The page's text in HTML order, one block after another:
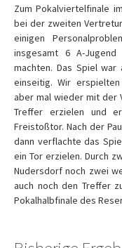
Zum Pokalviertelfinale
bei der zweiten
einigen
insgesamt 6 A-
machten. Das Spiel
einseitig. Wir
aber mal wieder mit der
Treffer erzielen und
Freistoßtor. Nach der
dann verflachte das
ein Tor erzielen. Durch
Nudersdorf noch zwei
auch noch den Treffer
Pokalhalbfinale des